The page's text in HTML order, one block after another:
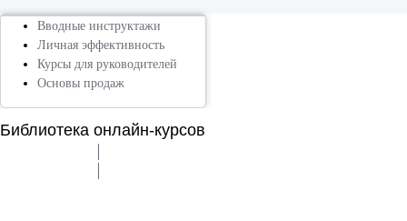
Библиотека онлайн-курсов
Вводные инструктажи
Личная эффективность
Курсы для руководителей
Основы продаж